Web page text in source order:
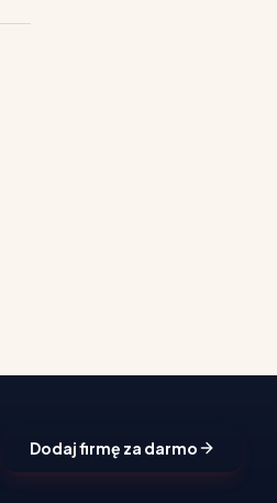
Dodaj firmę za darmo